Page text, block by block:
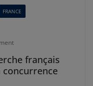
FRANCE
français
concurrence